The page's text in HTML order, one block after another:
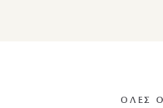
ΌΛΕΣ